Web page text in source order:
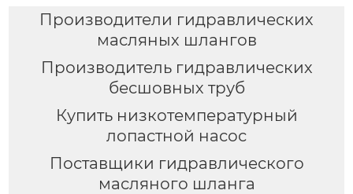
Производители гидравлических
масляных шлангов
Производитель гидравлических
бесшовных труб
Купить низкотемпературный
лопастной насос
Поставщики гидравлического
масляного шланга